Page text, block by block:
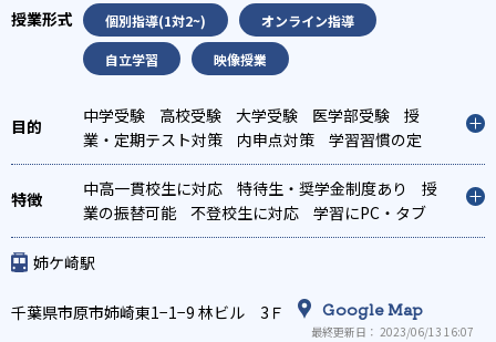
個別指導(1対2~) オンライン指導
自立学習 映像授業
中学受験 高校受験 大学受験 医学部受験
授
業・定期テスト対策
内申点対策
学習習慣の定
着
総合型選抜(旧AO)対策 推薦入試対策
学校別
特化対策
国公立大対策 私大対策
共通テスト対
策
英検(英語検定)対策 漢検(漢字検定)対策
数
学特化対策
英語・英会話特化対策
その他科目別
特化対策
中高一貫校生に対応 特待生・奨学金制度あり
授
業の振替可能
不登校生に対応
学習にPC・タブ
レットを利用
オンライン対応
1科目から受講可
能
姉ケ崎駅
千葉県市原市姉崎東1−1−9 林ビル 3Ｆ Google Map
最終更新日： 2023/06/13 16:07